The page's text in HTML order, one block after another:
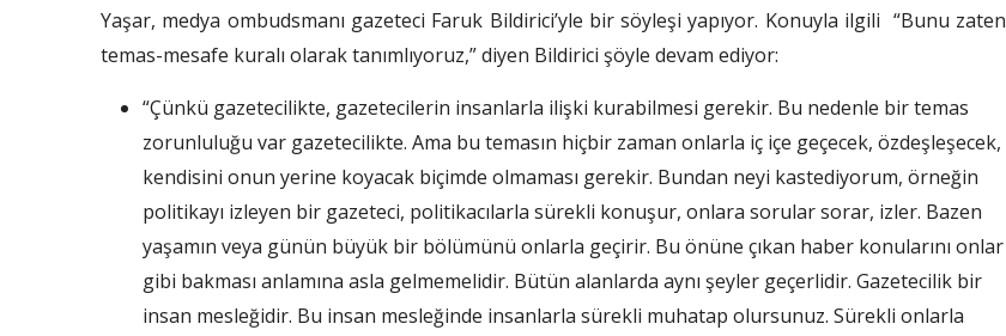
Yaşar, medya ombudsmanı gazeteci Faruk Bildirici’yle bir söyleşi yapıyor. Konuyla ilgili “Bunu zaten
temas-mesafe kuralı olarak tanımlıyoruz,” diyen Bildirici şöyle devam ediyor:
“Çünkü gazetecilikte, gazetecilerin insanlarla ilişki kurabilmesi gerekir. Bu nedenle bir temas
zorunluluğu var gazetecilikte. Ama bu temasın hiçbir zaman onlarla iç içe geçecek, özdeşleşecek,
kendisini onun yerine koyacak biçimde olmaması gerekir. Bundan neyi kastediyorum, örneğin
politikayı izleyen bir gazeteci, politikacılarla sürekli konuşur, onlara sorular sorar, izler. Bazen
yaşamın veya günün büyük bir bölümünü onlarla geçirir. Bu önüne çıkan haber konularını onlar
gibi bakması anlamına asla gelmemelidir. Bütün alanlarda aynı şeyler geçerlidir. Gazetecilik bir
insan mesleğidir. Bu insan mesleğinde insanlarla sürekli muhatap olursunuz. Sürekli onlarla